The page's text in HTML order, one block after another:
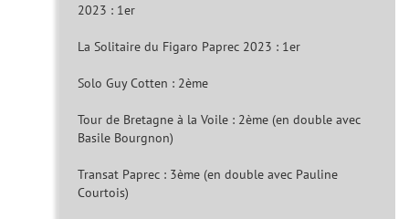
2023 : 1er
La Solitaire du Figaro Paprec 2023 : 1er
Solo Guy Cotten : 2ème
Tour de Bretagne à la Voile : 2ème (en double avec
Basile Bourgnon)
Transat Paprec : 3ème (en double avec Pauline
Courtois)